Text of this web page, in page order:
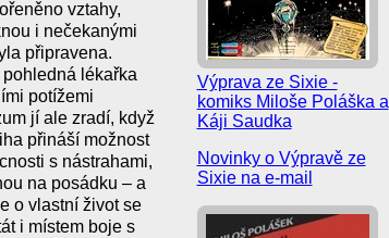
vztahy,
i nečekanými
připravena.
lékařka
potížemi
jí ale zradí, když
přináší možnost
s nástrahami,
na posádku – a
o vlastní život se
i místem boje s
Výprava ze Sixie -
komiks Miloše Poláška a
Káji Saudka
Novinky o Výpravě ze
Sixie na e-mail